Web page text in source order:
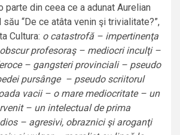
parte din ceea ce a adunat Aurelian
“De ce atâta venin şi trivialitate?”,
Cultura: o catastrofă – impertinenţa
profesoraş – mediocri inculţi –
– gangsteri provinciali – pseudo
pursânge – pseudo scriitorul
vacii – o mare mediocritate – un
– un intelectual de prima
– agresivi, obraznici şi aroganţi